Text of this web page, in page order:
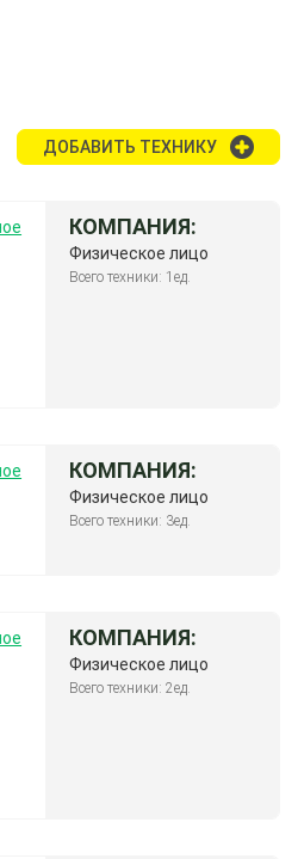
ДОБАВИТЬ ТЕХНИКУ
КОМПАНИЯ:
Физическое лицо
Всего техники: 1ед.
КОМПАНИЯ:
Физическое лицо
Всего техники: 3ед.
КОМПАНИЯ:
Физическое лицо
Всего техники: 2ед.